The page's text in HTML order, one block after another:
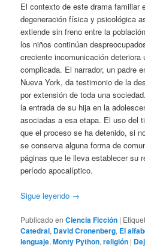
El contexto de este drama familiar
degeneración física y psicológica
extiende sin freno entre la
los niños continúan
creciente incomunicación
complicada. El narrador, un padre
Nueva York, da testimonio de la
por extensión de toda una
la entrada de su hija en la
asociadas a esa etapa. El uso del
que el proceso se ha detenido, si
se conserva alguna forma de
páginas que le lleva establecer su
período apocalíptico.
Sigue leyendo →
Publicado en Ciencia Ficción |
Catedral, David Cronenberg, El
lenguaje,Monty Python,religión |